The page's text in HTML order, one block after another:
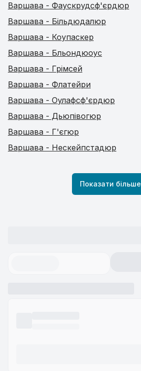
Варшава - Фаускрудсф'єрдюр
Варшава - Більдюдалюр
Варшава - Коупаскер
Варшава - Бльондюоус
Варшава - Грімсей
Варшава - Флатейри
Варшава - Оулафсф'єрдюр
Варшава - Дьюпівогюр
Варшава - Г'єгюр
Варшава - Нескейпстадюр
Показати більше